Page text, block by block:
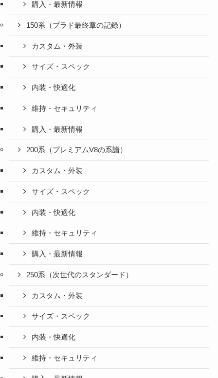
購入・最新情報
150系（プラド最終章の記録）
カスタム・外装
サイズ・スペック
内装・快適化
維持・セキュリティ
購入・最新情報
200系（プレミアムV8の系譜）
カスタム・外装
サイズ・スペック
内装・快適化
維持・セキュリティ
購入・最新情報
250系（次世代のスタンダード）
カスタム・外装
サイズ・スペック
内装・快適化
維持・セキュリティ